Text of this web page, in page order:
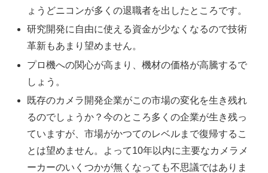
ょうどニコンが多くの退職者を出したところです。
研究開発に自由に使える資金が少なくなるので技術
革新もあまり望めません。
プロ機への関心が高まり、機材の価格が高騰するで
しょう。
既存のカメラ開発企業がこの市場の変化を生き残れ
るのでしょうか？今のところ多くの企業が生き残っ
ていますが、市場がかつてのレベルまで復帰するこ
とは望めません。よって10年以内に主要なカメラメ
ーカーのいくつかが無くなっても不思議ではありま